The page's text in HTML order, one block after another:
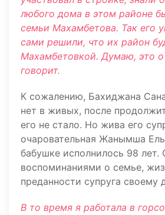
любого дома в этом районе
семьи Махамбетова. Так его
сами решили, что их район
Махамбетовкой. Думаю, это
говорит.
К сожалению, Бахиджана
нет в живых, после
его не стало. Но жива его
очаровательная Жанымша
бабушке исполнилось 98 лет.
воспоминаниями о семье,
преданности супруга своему
В то время я работала в